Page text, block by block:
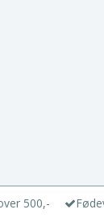
500,-